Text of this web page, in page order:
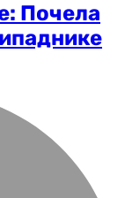
Почела